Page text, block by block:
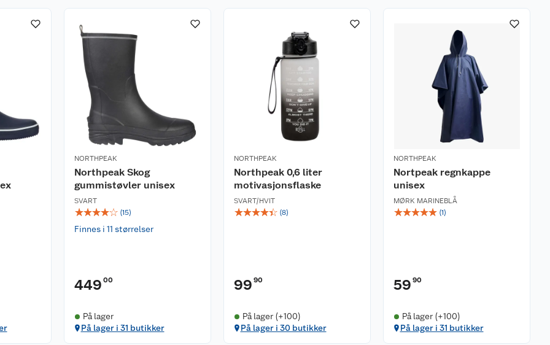
å tørke jakken i
NORTHPEAK
Northpeak Skog
gummistøvler unisex
SVART
☆☆☆☆☆ (15)
Finnes i 11 størrelser
449 00
På lager
På lager i 31 butikker
NORTHPEAK
Northpeak 0,6 liter
motivasjonsflaske
SVART/HVIT
☆☆☆☆☆ (8)
99 90
På lager (+100)
På lager i 30 butikker
NORTHPEAK
Nortpeak regnkappe
unisex
MØRK MARINEBLÅ
☆☆☆☆☆ (1)
59 90
På lager (+100)
På lager i 31 butikker